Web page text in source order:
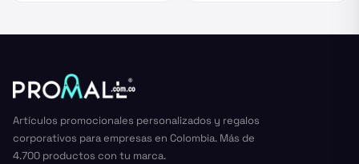
Artículos promocionales personalizados y regalos
corporativos para empresas en Colombia. Más de
4.700 productos con tu marca.